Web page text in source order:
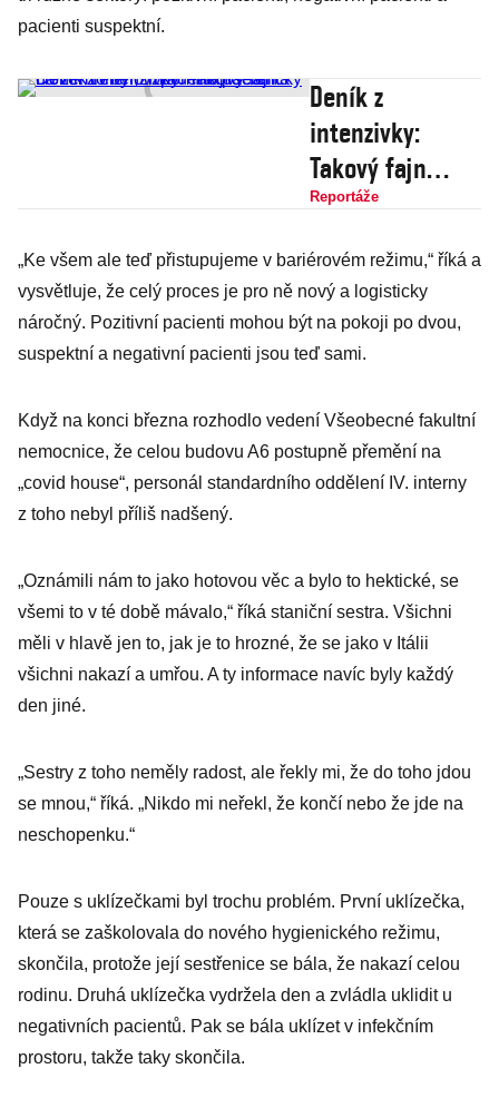
pacienti suspektní.
Deník z
intenzivky:
Takový fajn
člověk to byl,
sestřičky na
zemřelého
mladého
Reportáže
„Ke všem ale teď přistupujeme v bariérovém režimu,“ říká a
vysvětluje, že celý proces je pro ně nový a logisticky
náročný. Pozitivní pacienti mohou být na pokoji po dvou,
suspektní a negativní pacienti jsou teď sami.
Když na konci března rozhodlo vedení Všeobecné fakultní
nemocnice, že celou budovu A6 postupně přemění na
„covid house“, personál standardního oddělení IV. interny
z toho nebyl příliš nadšený.
„Oznámili nám to jako hotovou věc a bylo to hektické, se
všemi to v té době mávalo,“ říká staniční sestra. Všichni
měli v hlavě jen to, jak je to hrozné, že se jako v Itálii
všichni nakazí a umřou. A ty informace navíc byly každý
den jiné.
„Sestry z toho neměly radost, ale řekly mi, že do toho jdou
se mnou,“ říká. „Nikdo mi neřekl, že končí nebo že jde na
neschopenku.“
Pouze s uklízečkami byl trochu problém. První uklízečka,
která se zaškolovala do nového hygienického režimu,
skončila, protože její sestřenice se bála, že nakazí celou
rodinu. Druhá uklízečka vydržela den a zvládla uklidit u
negativních pacientů. Pak se bála uklízet v infekčním
prostoru, takže taky skončila.